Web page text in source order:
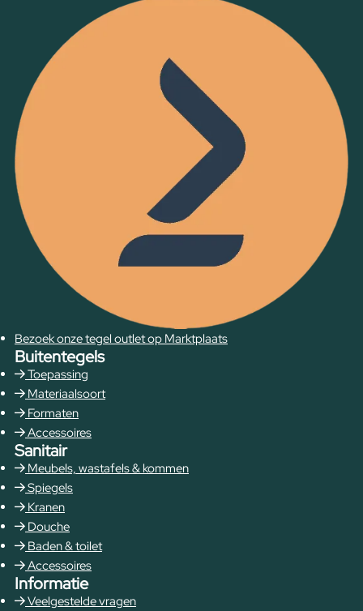
Bezoek onze tegel outlet op Marktplaats
Buitentegels
Toepassing
Materiaalsoort
Formaten
Accessoires
Sanitair
Meubels, wastafels & kommen
Spiegels
Kranen
Douche
Baden & toilet
Accessoires
Informatie
Veelgestelde vragen